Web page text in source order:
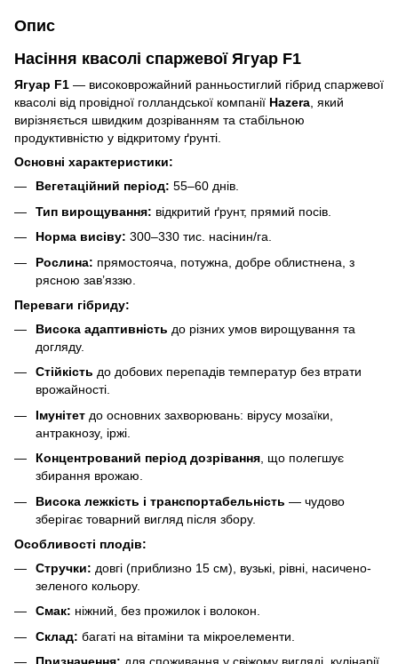
Опис
Насіння квасолі спаржевої Ягуар F1
Ягуар F1 — високоврожайний ранньостиглий гібрид спаржевої
квасолі від провідної голландської компанії Hazera, який
вирізняється швидким дозріванням та стабільною
продуктивністю у відкритому ґрунті.
Основні характеристики:
Вегетаційний період: 55–60 днів.
Тип вирощування: відкритий ґрунт, прямий посів.
Норма висіву: 300–330 тис. насінин/га.
Рослина: прямостояча, потужна, добре облистнена, з
рясною зав’яззю.
Переваги гібриду:
Висока адаптивність до різних умов вирощування та
догляду.
Стійкість до добових перепадів температур без втрати
врожайності.
Імунітет до основних захворювань: вірусу мозаїки,
антракнозу, іржі.
Концентрований період дозрівання , що полегшує
збирання врожаю.
Висока лежкість і транспортабельність — чудово
зберігає товарний вигляд після збору.
Особливості плодів:
Стручки: довгі (приблизно 15 см), вузькі, рівні, насичено-
зеленого кольору.
Смак: ніжний, без прожилок і волокон.
Склад: багаті на вітаміни та мікроелементи.